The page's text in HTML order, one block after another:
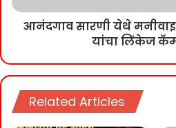
आनंदगाव सारणी येथे मनीवाइज
यांचा लिंकेज
Related Articles